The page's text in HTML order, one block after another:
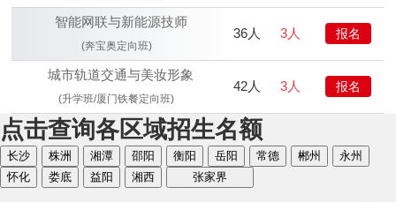
智能网联与新能源技师
(奔宝奥定向班)
36人 3人 报名
城市轨道交通与美妆形象
(升学班/厦门铁餐定向班)
42人 3人 报名
点击查询各区域招生名额
长沙 株洲 湘潭 邵阳 衡阳 岳阳 常德 郴州
永州
怀化
娄底 益阳 湘西 张家界
恭贺
湖南湘西何*凡 已报名
恭贺
湖南益阳
卢*俊 已报名
恭贺
恭贺
湖南邵阳
恭贺
湖南郴州
刘* 已报名
恭贺
湖南益阳苏*琮 已报名
恭贺
湖南衡阳谢光平 已报名
恭贺
湖南怀化段秋杰 已报名
恭贺
湖南衡阳何* 已报名